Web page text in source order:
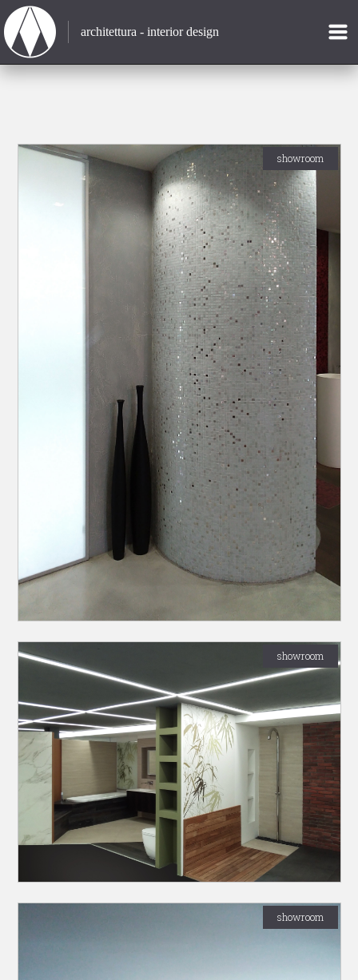
architettura - interior design
showroom
showroom
showroom